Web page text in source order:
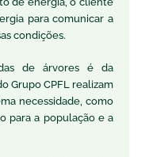
para comunicar a
condições.
de árvores é da
Grupo CPFL realizam
necessidade, como
para a população e a